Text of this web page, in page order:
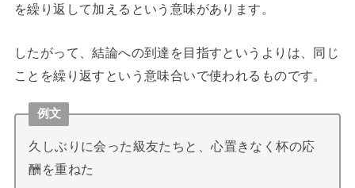
を繰り返して加えるという意味があります。
したがって、結論への到達を目指すというよりは、同じ
ことを繰り返すという意味合いで使われるものです。
例文
久しぶりに会った級友たちと、心置きなく杯の応
酬を重ねた